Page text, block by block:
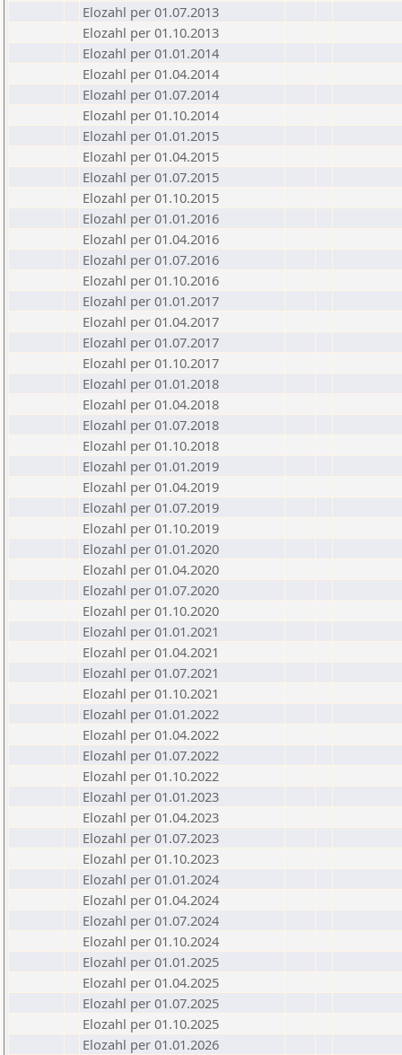
Elozahl per 01.07.2013
Elozahl per 01.10.2013
Elozahl per 01.01.2014
Elozahl per 01.04.2014
Elozahl per 01.07.2014
Elozahl per 01.10.2014
Elozahl per 01.01.2015
Elozahl per 01.04.2015
Elozahl per 01.07.2015
Elozahl per 01.10.2015
Elozahl per 01.01.2016
Elozahl per 01.04.2016
Elozahl per 01.07.2016
Elozahl per 01.10.2016
Elozahl per 01.01.2017
Elozahl per 01.04.2017
Elozahl per 01.07.2017
Elozahl per 01.10.2017
Elozahl per 01.01.2018
Elozahl per 01.04.2018
Elozahl per 01.07.2018
Elozahl per 01.10.2018
Elozahl per 01.01.2019
Elozahl per 01.04.2019
Elozahl per 01.07.2019
Elozahl per 01.10.2019
Elozahl per 01.01.2020
Elozahl per 01.04.2020
Elozahl per 01.07.2020
Elozahl per 01.10.2020
Elozahl per 01.01.2021
Elozahl per 01.04.2021
Elozahl per 01.07.2021
Elozahl per 01.10.2021
Elozahl per 01.01.2022
Elozahl per 01.04.2022
Elozahl per 01.07.2022
Elozahl per 01.10.2022
Elozahl per 01.01.2023
Elozahl per 01.04.2023
Elozahl per 01.07.2023
Elozahl per 01.10.2023
Elozahl per 01.01.2024
Elozahl per 01.04.2024
Elozahl per 01.07.2024
Elozahl per 01.10.2024
Elozahl per 01.01.2025
Elozahl per 01.04.2025
Elozahl per 01.07.2025
Elozahl per 01.10.2025
Elozahl per 01.01.2026